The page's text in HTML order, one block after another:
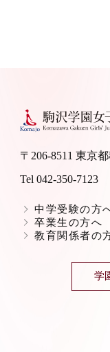
〒206-8511 東京
Tel 042-350-7123
中学受験の方
卒業生の方へ
教育関係者の
学